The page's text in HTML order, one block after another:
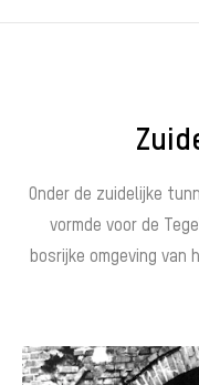
Onder de zuidelijke
vormde voor de
bosrijke omgeving van